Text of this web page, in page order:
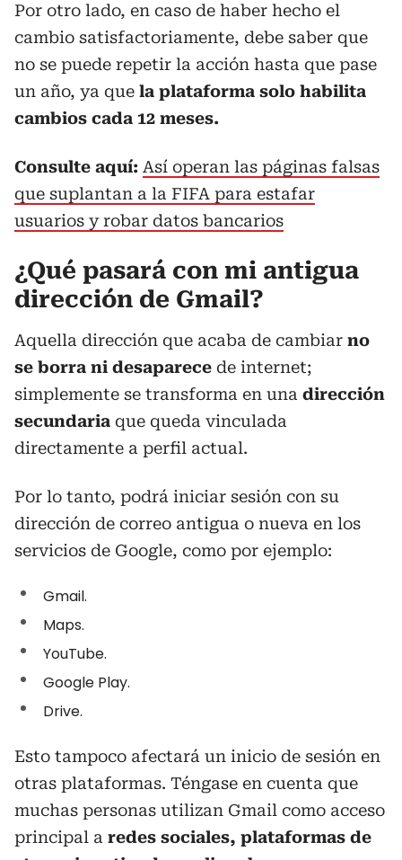
Por otro lado, en caso de haber hecho el
cambio satisfactoriamente, debe saber que
no se puede repetir la acción hasta que pase
un año, ya que la plataforma solo habilita
cambios cada 12 meses.
Consulte aquí: Así operan las páginas falsas
que suplantan a la FIFA para estafar
usuarios y robar datos bancarios
¿Qué pasará con mi antigua
dirección de Gmail?
Aquella dirección que acaba de cambiar no
se borra ni desaparece de internet;
simplemente se transforma en una dirección
secundaria que queda vinculada
directamente a perfil actual.
Por lo tanto, podrá iniciar sesión con su
dirección de correo antigua o nueva en los
servicios de Google, como por ejemplo:
Gmail.
Maps.
YouTube.
Google Play.
Drive.
Esto tampoco afectará un inicio de sesión en
otras plataformas. Téngase en cuenta que
muchas personas utilizan Gmail como acceso
principal a redes sociales, plataformas de